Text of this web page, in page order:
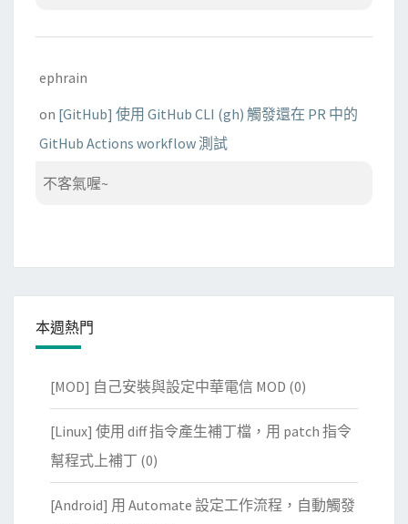
ephrain
on [GitHub] 使用 GitHub CLI (gh) 觸發還在 PR 中的
GitHub Actions workflow 測試
不客氣喔~
本週熱門
[MOD] 自己安裝與設定中華電信 MOD (0)
[Linux] 使用 diff 指令產生補丁檔，用 patch 指令
幫程式上補丁 (0)
[Android] 用 Automate 設定工作流程，自動觸發